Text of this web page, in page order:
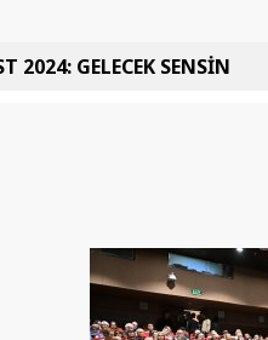
2024: GELECEK SENSİN